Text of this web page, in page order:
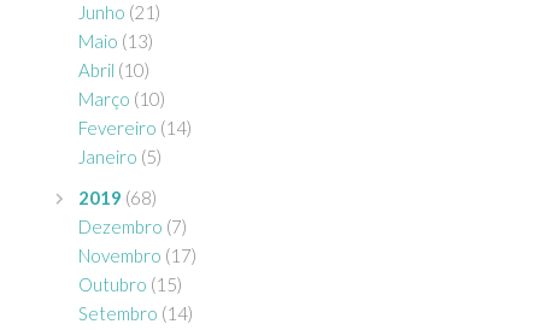
Junho (21)
Maio (13)
Abril (10)
Março (10)
Fevereiro (14)
Janeiro (5)
2019 (68)
Dezembro (7)
Novembro (17)
Outubro (15)
Setembro (14)